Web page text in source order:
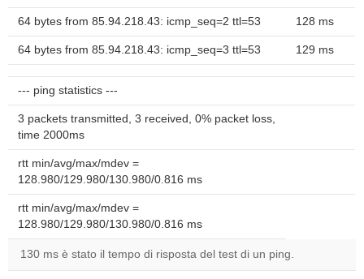
64 bytes from 85.94.218.43: icmp_seq=2 ttl=53 128 ms
64 bytes from 85.94.218.43: icmp_seq=3 ttl=53 129 ms
--- ping statistics ---
3 packets transmitted, 3 received, 0% packet loss,
time 2000ms
rtt min/avg/max/mdev =
128.980/129.980/130.980/0.816 ms
rtt min/avg/max/mdev =
128.980/129.980/130.980/0.816 ms
130 ms è stato il tempo di risposta del test di un ping.